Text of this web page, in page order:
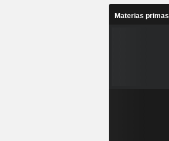
Materias primas